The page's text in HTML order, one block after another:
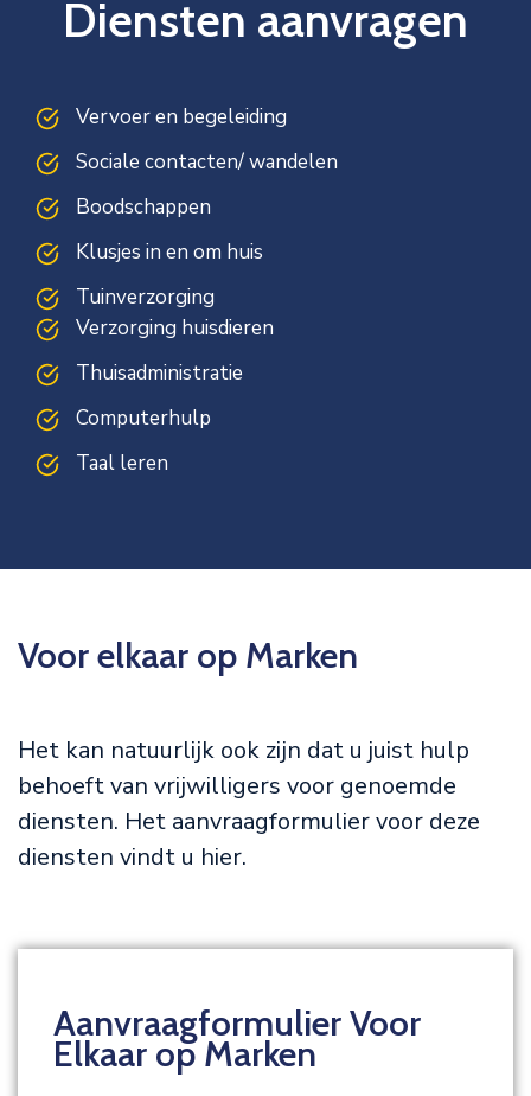
Diensten aanvragen
Vervoer en begeleiding
Sociale contacten/ wandelen
Boodschappen
Klusjes in en om huis
Tuinverzorging
Verzorging huisdieren
Thuisadministratie
Computerhulp
Taal leren
Voor elkaar op Marken
Het kan natuurlijk ook zijn dat u juist hulp
behoeft van vrijwilligers voor genoemde
diensten. Het aanvraagformulier voor deze
diensten vindt u hier.
Aanvraagformulier Voor
Elkaar op Marken​